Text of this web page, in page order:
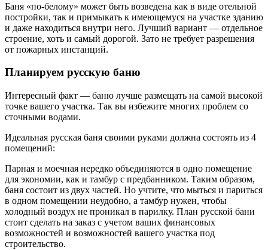
Баня «по-белому» может быть возведена как в виде отельной
постройки, так и примыкать к имеющемуся на участке зданию
и даже находиться внутри него. Лучший вариант — отдельное
строение, хоть и самый дорогой. Зато не требует разрешения
от пожарных инстанций.
Планируем русскую баню
Интересный факт — баню лучше размещать на самой высокой
точке вашего участка. Так вы избежите многих проблем со
сточными водами.
Идеальная русская баня своими руками должна состоять из 4
помещений:
Парная и моечная нередко объединяются в одно помещение
для экономии, как и тамбур с предбанником. Таким образом,
баня состоит из двух частей. Но учтите, что мыться и париться
в одном помещении неудобно, а тамбур нужен, чтобы
холодный воздух не проникал в парилку. План русской бани
стоит сделать на заказ с учетом ваших финансовых
возможностей и возможностей вашего участка под
строительство.